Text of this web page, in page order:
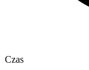
Czas